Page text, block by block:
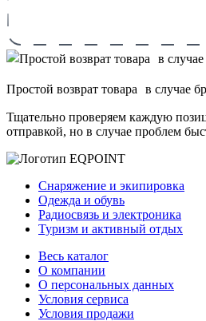
Простой возврат товара в случае
Тщательно проверяем каждую
отправкой, но в случае проблем
Снаряжение и экипировка
Одежда и обувь
Радиосвязь и электроника
Туризм и активный отдых
Весь каталог
О компании
О персональных данных
Условия сервиса
Условия продажи